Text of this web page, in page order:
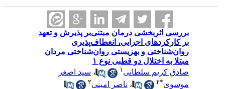
بررسی اثربخشی درمان مبتنی‌بر پذیرش و تعهد
بر کارکردهای اجرایی، انعطاف‌پذیری
روان‌شناختی و بهزیستی روان‌شناختی مردان
مبتلا به اختلال دو قطبی نوع ۱
صادق کریم سلطانی
،سید اصغر
موسوی
۲ ،ناصر امینی